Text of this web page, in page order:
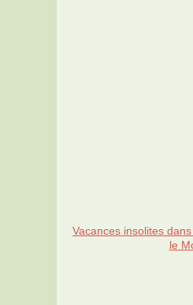
Vacances insolites
le